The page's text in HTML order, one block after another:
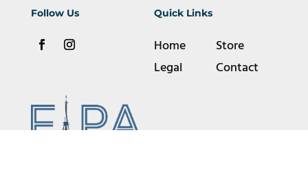
Follow Us Quick Links
Home
Legal
Store
Contact